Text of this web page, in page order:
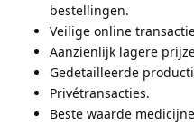
bestellingen.
Veilige online
Aanzienlijk lagere
Gedetailleerde
Privétransacties.
Beste waarde